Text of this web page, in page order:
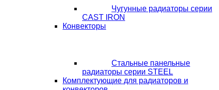
Чугунные радиаторы серии
CAST IRON
Конвекторы
Стальные панельные
радиаторы серии STEEL
Комплектующие для радиаторов и